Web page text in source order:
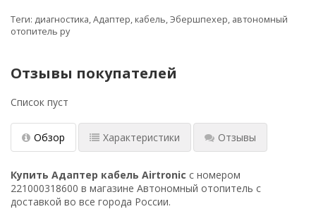
Теги: диагностика,Адаптер, кабель,Эбершпехер, автономный
отопитель ру
Отзывы покупателей
Список пуст
Обзор Характеристики Отзывы
Купить Адаптер кабель Airtronic с номером
221000318600 в магазине Автономный отопитель с
доставкой во все города России.